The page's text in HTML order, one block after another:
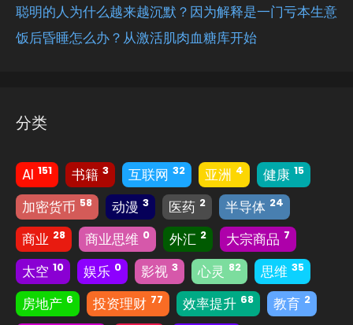
聪明的人为什么越来越沉默？因为解释是一门亏本生意
饭后昏睡怎么办？从激活肌肉血糖库开始
分类
AI 151 书籍 3 互联网 32 亚洲 4 健康 15
加密货币 58 动漫 3 医药 2 半导体 24
商业 28 商业思维 0 外汇 2 大宗商品 7
太空 10 娱乐 0 影视 3 心灵 82 思维 35
房地产 6 投资理财 77 效率提升 68 教育 2